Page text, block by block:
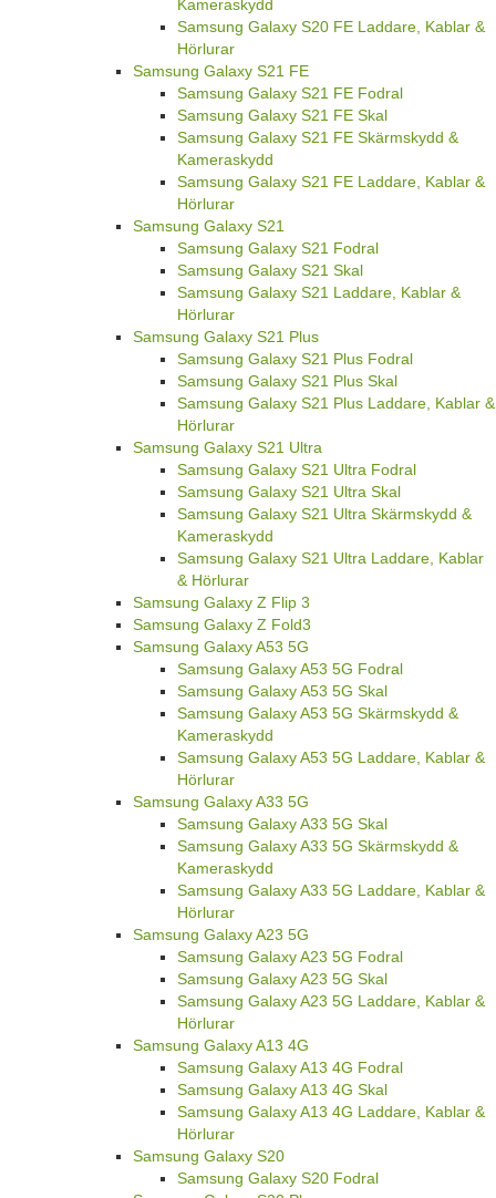
Kameraskydd
Samsung Galaxy S20 FE Laddare, Kablar &
Hörlurar
Samsung Galaxy S21 FE
Samsung Galaxy S21 FE Fodral
Samsung Galaxy S21 FE Skal
Samsung Galaxy S21 FE Skärmskydd &
Kameraskydd
Samsung Galaxy S21 FE Laddare, Kablar &
Hörlurar
Samsung Galaxy S21
Samsung Galaxy S21 Fodral
Samsung Galaxy S21 Skal
Samsung Galaxy S21 Laddare, Kablar &
Hörlurar
Samsung Galaxy S21 Plus
Samsung Galaxy S21 Plus Fodral
Samsung Galaxy S21 Plus Skal
Samsung Galaxy S21 Plus Laddare, Kablar &
Hörlurar
Samsung Galaxy S21 Ultra
Samsung Galaxy S21 Ultra Fodral
Samsung Galaxy S21 Ultra Skal
Samsung Galaxy S21 Ultra Skärmskydd &
Kameraskydd
Samsung Galaxy S21 Ultra Laddare, Kablar
& Hörlurar
Samsung Galaxy Z Flip 3
Samsung Galaxy Z Fold3
Samsung Galaxy A53 5G
Samsung Galaxy A53 5G Fodral
Samsung Galaxy A53 5G Skal
Samsung Galaxy A53 5G Skärmskydd &
Kameraskydd
Samsung Galaxy A53 5G Laddare, Kablar &
Hörlurar
Samsung Galaxy A33 5G
Samsung Galaxy A33 5G Skal
Samsung Galaxy A33 5G Skärmskydd &
Kameraskydd
Samsung Galaxy A33 5G Laddare, Kablar &
Hörlurar
Samsung Galaxy A23 5G
Samsung Galaxy A23 5G Fodral
Samsung Galaxy A23 5G Skal
Samsung Galaxy A23 5G Laddare, Kablar &
Hörlurar
Samsung Galaxy A13 4G
Samsung Galaxy A13 4G Fodral
Samsung Galaxy A13 4G Skal
Samsung Galaxy A13 4G Laddare, Kablar &
Hörlurar
Samsung Galaxy S20
Samsung Galaxy S20 Fodral